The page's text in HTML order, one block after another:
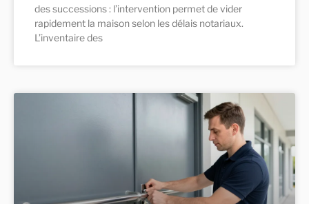
des successions : l’intervention permet de vider
rapidement la maison selon les délais notariaux.
L’inventaire des